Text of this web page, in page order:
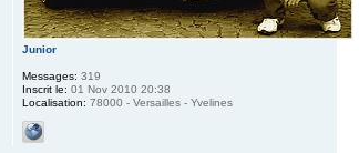
Junior
Messages: 319
Inscrit le: 01 Nov 2010 20:38
Localisation: 78000 - Versailles - Yvelines